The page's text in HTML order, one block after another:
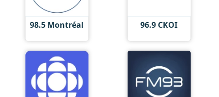
98.5 Montréal 96.9 CKOI